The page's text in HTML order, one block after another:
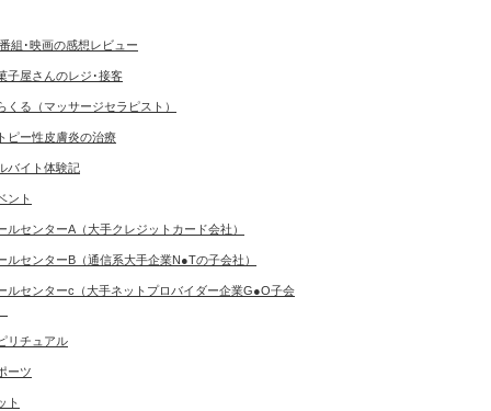
組･映画の感想レビュー
子屋さんのレジ･接客
くる（マッサージセラピスト）
ピー性皮膚炎の治療
バイト体験記
ント
ルセンターA（大手クレジットカード会社）
ルセンターB（通信系大手企業N●Tの子会社）
ルセンターc（大手ネットプロバイダー企業G●O子会
リチュアル
ーツ
ト